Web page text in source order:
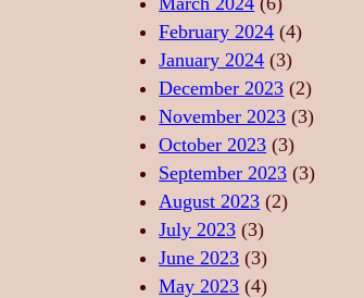
E
R
T
A
T
E
E
P
R
I
N
D
A
N
S
S
U
L
U
I
S
A
C
R
U
February 2024 (4)
January 2024 (3)
December 2023 (2)
November 2023 (3)
October 2023 (3)
September 2023 (3)
August 2023 (2)
July 2023 (3)
June 2023 (3)
May 2023 (4)